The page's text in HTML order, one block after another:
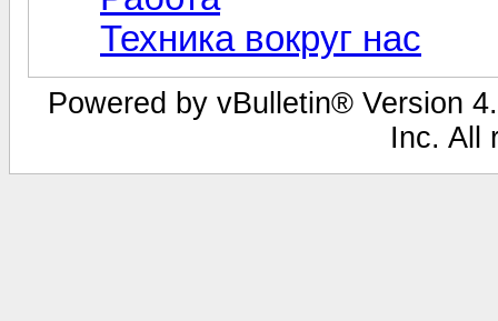
Техника вокруг нас
Powered by vBulletin® Version
Inc. All